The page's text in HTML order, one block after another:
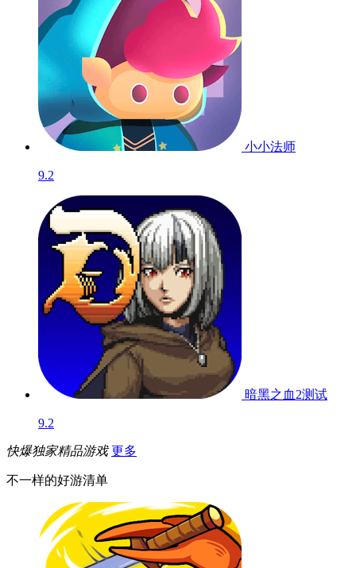
小小法师
9.2
暗黑之血2测试
9.2
快爆独家精品游戏 更多
不一样的好游清单